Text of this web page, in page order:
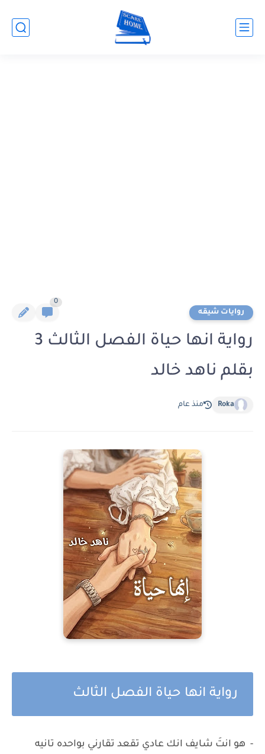
روايات شيقه
0
رواية انها حياة الفصل الثالث 3
بقلم ناهد خالد
Roka منذ عام
رواية انها حياة الفصل الثالث
- هو انتَ شايف انك عادي تقعد تقارني بواحده تانيه